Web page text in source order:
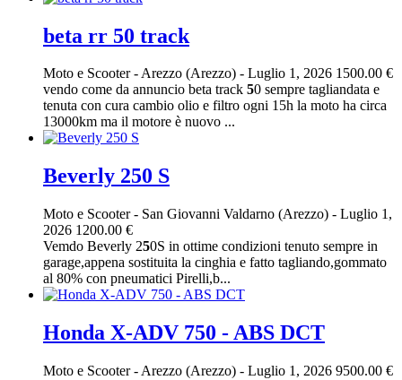
beta rr 50 track
Moto e Scooter-Arezzo (Arezzo) - Luglio 1, 2026 1500.00 €
vendo come da annuncio beta track 50 sempre tagliandata e
tenuta con cura cambio olio e filtro ogni 15h la moto ha circa
13000km ma il motore è nuovo ...
Beverly 250 S
Moto e Scooter- San Giovanni Valdarno (Arezzo) - Luglio 1,
2026 1200.00 €
Vemdo Beverly 250S in ottime condizioni tenuto sempre in
garage,appena sostituita la cinghia e fatto tagliando,gommato
al 80% con pneumatici Pirelli,b...
Honda X-ADV 750 - ABS DCT
Moto e Scooter- Arezzo (Arezzo) - Luglio 1, 2026 9500.00 €